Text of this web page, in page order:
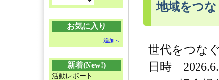
お気に入り
追加＜
新着(New!)
活動レポート
地域をつ
世代をつな
日時